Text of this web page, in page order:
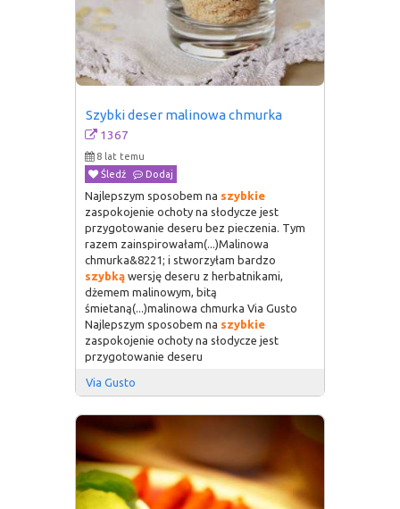
Szybki deser malinowa chmurka
1367
8 lat temu
Śledź
Dodaj
Najlepszym sposobem na szybkie
zaspokojenie ochoty na słodycze jest
przygotowanie deseru bez pieczenia. Tym
razem zainspirowałam(...)Malinowa
chmurka&8221; i stworzyłam bardzo
szybką wersję deseru z herbatnikami,
dżemem malinowym, bitą
śmietaną(...)malinowa chmurka Via Gusto
Najlepszym sposobem na szybkie
zaspokojenie ochoty na słodycze jest
przygotowanie deseru
Via Gusto